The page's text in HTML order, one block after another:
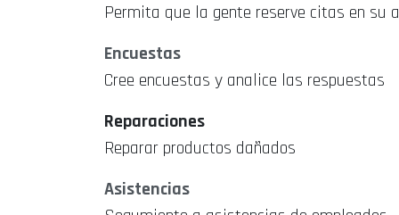
Permita que la gente reserve citas en su
Encuestas
Cree encuestas y analice las respuestas
Reparaciones
Reparar productos dañados
Asistencias